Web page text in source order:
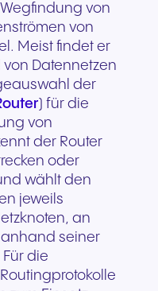
von
von
Meist findet er
Datennetzen
der
) für die
von
der Router
oder
wählt den
jeweils
an
seiner
die